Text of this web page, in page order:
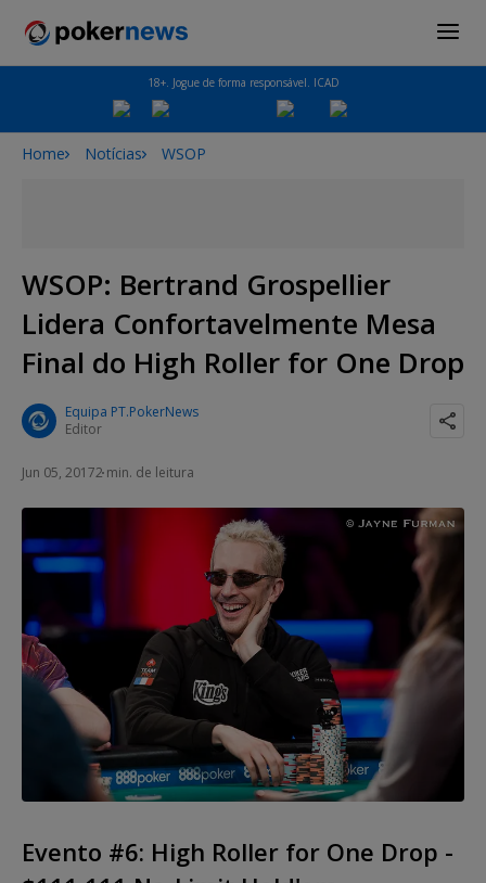
18+. Jogue de forma responsável. ICAD
Home Notícias WSOP
WSOP: Bertrand Grospellier
Lidera Confortavelmente Mesa
Final do High Roller for One Drop
Equipa PT.PokerNews
Editor
Jun 05, 20172 min. de leitura
Evento #6: High Roller for One Drop -